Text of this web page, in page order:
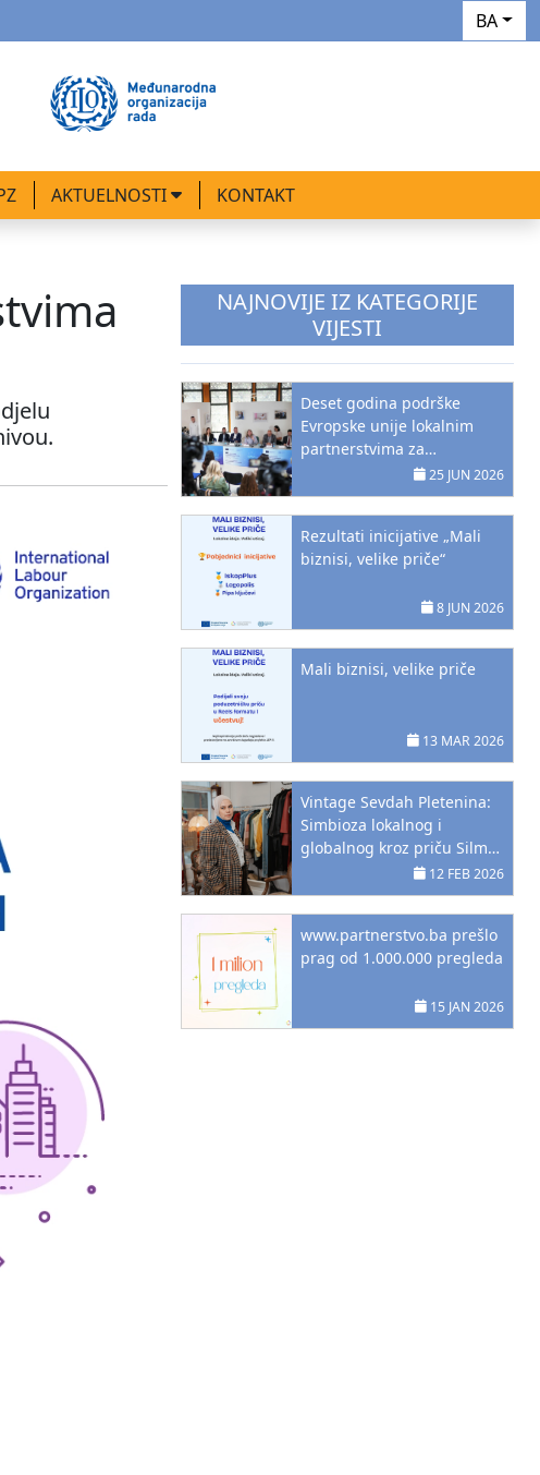
BA
AKTUELNOSTI KONTAKT
NAJNOVIJE IZ KATEGORIJE
VIJESTI
Deset godina podrške
Evropske unije lokalnim
partnerstvima za
zapošljavanje u Bosni i
Hercegovini
25 JUN 2026
Rezultati inicijative „Mali
biznisi, velike priče“
8 JUN 2026
Mali biznisi, velike priče
13 MAR 2026
Vintage Sevdah Pletenina:
Simbioza lokalnog i
globalnog kroz priču Silme
12 FEB 2026
www.partnerstvo.ba prešlo
prag od 1.000.000 pregleda
15 JAN 2026